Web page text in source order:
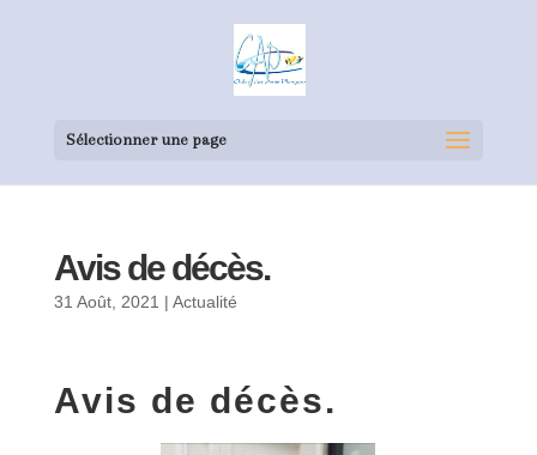
Sélectionner une page
Avis de décès.
31 Août, 2021 | Actualité
Avis de décès.